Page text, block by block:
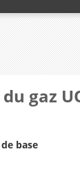
gaz
base